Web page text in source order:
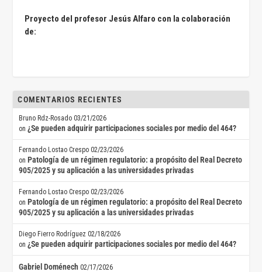
Proyecto del profesor Jesús Alfaro con la colaboración
de:
COMENTARIOS RECIENTES
Bruno Rdz-Rosado 03/21/2026
on¿Se pueden adquirir participaciones sociales por medio del 464?
Fernando Lostao Crespo 02/23/2026
on Patología de un régimen regulatorio: a propósito del Real Decreto
905/2025 y su aplicación a las universidades privadas
Fernando Lostao Crespo 02/23/2026
on Patología de un régimen regulatorio: a propósito del Real Decreto
905/2025 y su aplicación a las universidades privadas
Diego Fierro Rodríguez 02/18/2026
on¿Se pueden adquirir participaciones sociales por medio del 464?
Gabriel Doménech 02/17/2026